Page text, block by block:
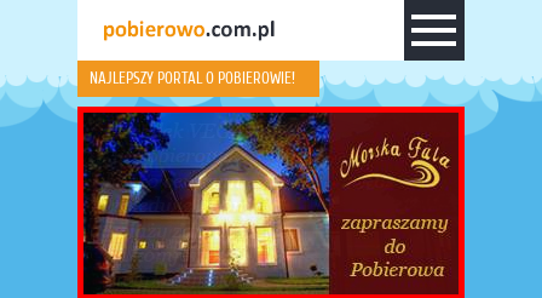
NAJLEPSZY PORTAL O POBIEROWIE!